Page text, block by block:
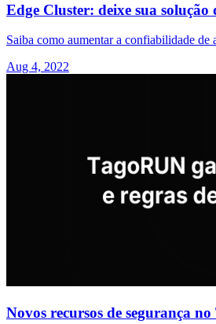
Edge Cluster: deixe sua
Saiba como aumentar a confiabilidade de
Aug 4, 2022
Novos recursos de segurança